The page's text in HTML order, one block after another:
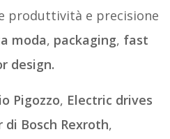
produttività e precisione
moda, packaging, fast
design.
Pigozzo, Electric drives
Bosch Rexroth,